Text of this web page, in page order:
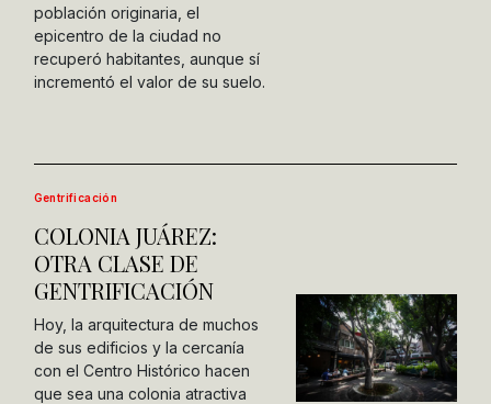
población originaria, el
epicentro de la ciudad no
recuperó habitantes, aunque sí
incrementó el valor de su suelo.
Gentrificación
COLONIA JUÁREZ:
OTRA CLASE DE
GENTRIFICACIÓN
Hoy, la arquitectura de muchos
de sus edificios y la cercanía
con el Centro Histórico hacen
que sea una colonia atractiva